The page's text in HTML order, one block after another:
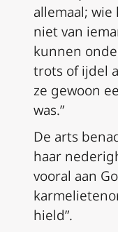
allemaal;
niet van
kunnen
trots of ijdel
ze gewoon
was.”
De arts
haar
vooral aan
hield”.